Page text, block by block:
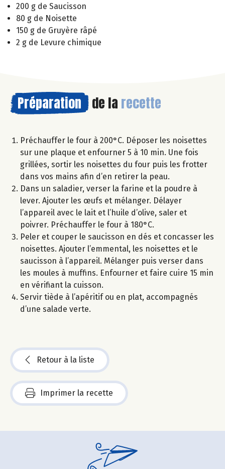
200 g de Saucisson
80 g de Noisette
150 g de Gruyère râpé
2 g de Levure chimique
Préparation de la recette
Préchauffer le four à 200°C. Déposer les noisettes
sur une plaque et enfourner 5 à 10 min. Une fois
grillées, sortir les noisettes du four puis les frotter
dans vos mains afin d’en retirer la peau.
Dans un saladier, verser la farine et la poudre à
lever. Ajouter les œufs et mélanger. Délayer
l’appareil avec le lait et l’huile d’olive, saler et
poivrer. Préchauffer le four à 180°C.
Peler et couper le saucisson en dés et concasser les
noisettes. Ajouter l’emmental, les noisettes et le
saucisson à l’appareil. Mélanger puis verser dans
les moules à muffins. Enfourner et faire cuire 15 min
en vérifiant la cuisson.
Servir tiède à l’apéritif ou en plat, accompagnés
d’une salade verte.
Retour à la liste
Imprimer la recette